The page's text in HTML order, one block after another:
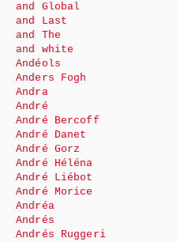
and Global
and Last
and The
and white
Andéols
Anders Fogh
Andra
André
André Bercoff
André Danet
André Gorz
André Héléna
André Liébot
André Morice
Andréa
Andrés
Andrés Ruggeri